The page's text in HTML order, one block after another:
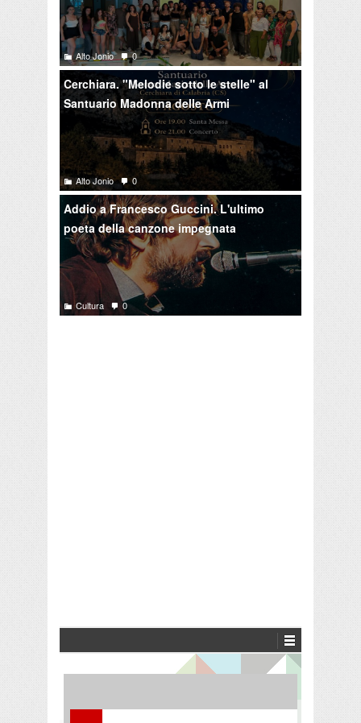
Alto Jonio 0
Cerchiara. "Melodie sotto le stelle" al
Santuario Madonna delle Armi
Alto Jonio 0
Addio a Francesco Guccini. L'ultimo
poeta della canzone impegnata
Cultura 0